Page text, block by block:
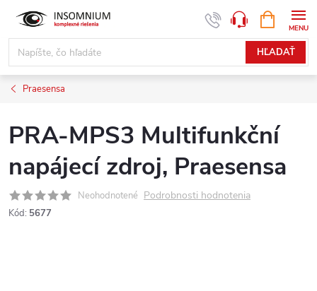
obsah
HĽADAŤ
KOŠÍK
Praesensa
PRA-MPS3 Multifunkční
napájecí zdroj, Praesensa
Neohodnotené Podrobnosti hodnotenia
Kód: 5677
www.insomnium.sk - Chat